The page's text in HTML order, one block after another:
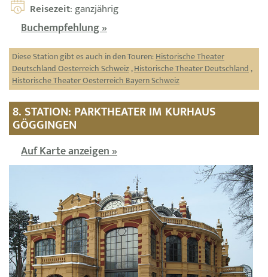
Reisezeit: ganzjährig
Buchempfehlung »
Diese Station gibt es auch in den Touren:Historische Theater
Deutschland Oesterreich Schweiz,Historische Theater Deutschland,
Historische Theater Oesterreich Bayern Schweiz
8. STATION: PARKTHEATER IM KURHAUS
GÖGGINGEN
Auf Karte anzeigen »